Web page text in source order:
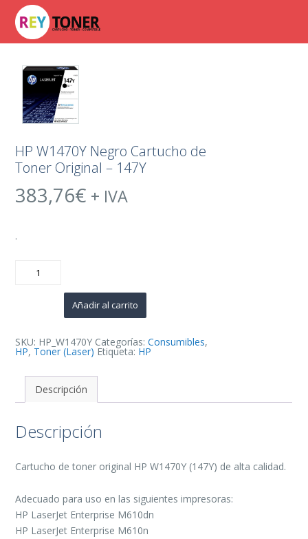
HP W1470Y Negro Cartucho de
Toner Original – 147Y
383,76€ + IVA
.
W1470Y
147Y
cantidad
Añadir al carrito
SKU: HP_W1470Y Categorías:Consumibles,
HP, Toner (Laser) Etiqueta: HP
Descripción
Descripción
Cartucho de toner original HP W1470Y (147Y) de alta calidad.
Adecuado para uso en las siguientes impresoras:
HP LaserJet Enterprise M610dn
HP LaserJet Enterprise M610n